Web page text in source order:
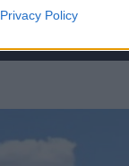
Privacy Policy